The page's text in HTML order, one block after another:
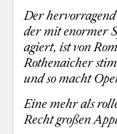
Der
der mit enormer
agiert, ist von
Rothenaicher
und so macht
Eine mehr als
Recht großen